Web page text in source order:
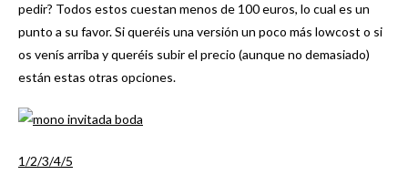
pedir? Todos estos cuestan menos de 100 euros, lo cual es un
punto a su favor. Si queréis una versión un poco más lowcost o si
os venís arriba y queréis subir el precio (aunque no demasiado)
están estas otras opciones.
1/2/3/4/5